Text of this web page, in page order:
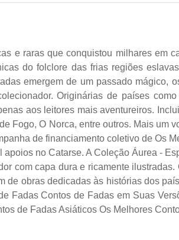
e raras que conquistou milhares em
do folclore das frias regiões
emergem de um passado mágico,
Originárias de países
aos leitores mais aventureiros.
Fogo, O Norca, entre outros. Mais um
de financiamento coletivo de Os
no Catarse. A Coleção Áurea -
com capa dura e ricamente
de obras dedicadas às histórias dos
Fadas Contos de Fadas em Suas
de Fadas Asiáticos Os Melhores